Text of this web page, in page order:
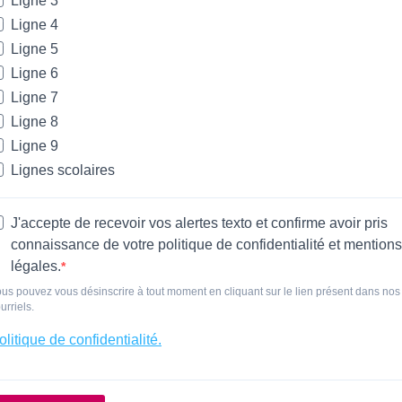
Ligne 4
Ligne 5
Ligne 6
Ligne 7
Ligne 8
Ligne 9
Lignes scolaires
J'accepte de recevoir vos alertes texto et confirme avoir pris
connaissance de votre politique de confidentialité et mentions
légales.
pouvez vous désinscrire à tout moment en cliquant sur le lien présent dans nos
de confidentialité.